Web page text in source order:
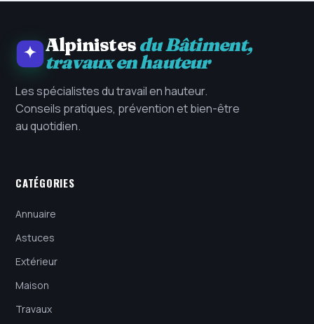
Alpinistesdu Bâtiment,
travaux en hauteur
Les spécialistes du travail en hauteur.
Conseils pratiques, prévention et bien-être
au quotidien.
CATÉGORIES
Annuaire
Astuces
Extérieur
Maison
Travaux